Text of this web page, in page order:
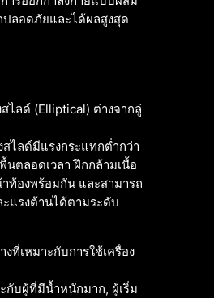
ปลอดภัยและได้ผลสูงสุด
ไลด์ (Elliptical) ต่างจากลู่
สไลด์มีแรงกระแทกต่ำกว่า
นตลอดเวลา ฝึกกล้ามเนื้อ
ท้องพร้อมกัน และสามารถ
แรงต้านได้ตามระดับ
ที่เหมาะกับการใช้เครื่อง
กับผู้ที่มีน้ำหนักมาก, ผู้เริ่ม